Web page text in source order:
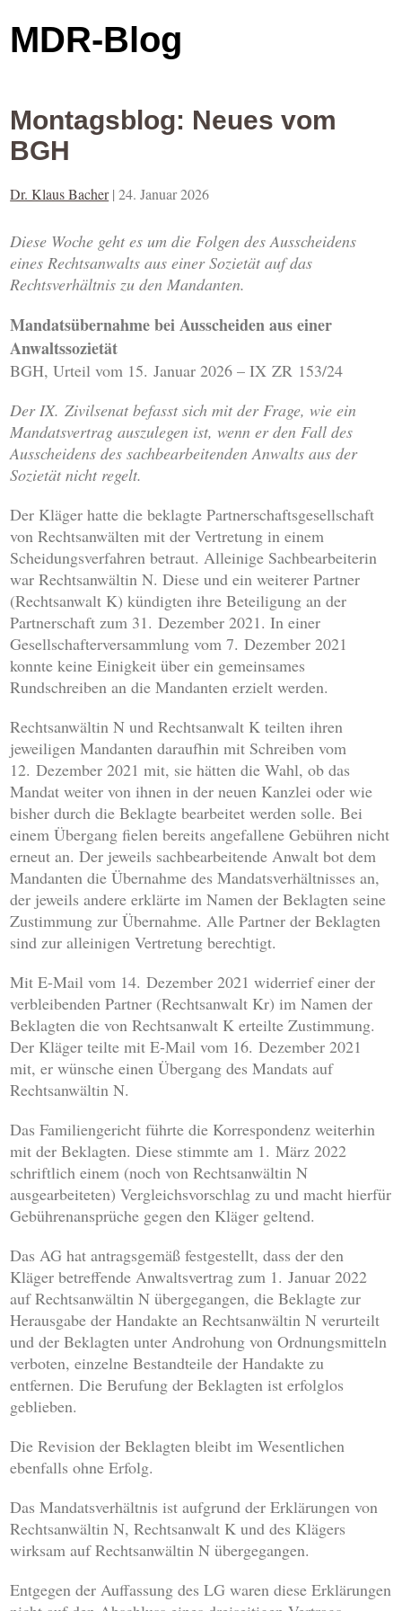
MDR-Blog
Montagsblog: Neues vom
BGH
Dr. Klaus Bacher |24. Januar 2026
Diese Woche geht es um die Folgen des Ausscheidens
eines Rechtsanwalts aus einer Sozietät auf das
Rechtsverhältnis zu den Mandanten.
Mandatsübernahme bei Ausscheiden aus einer
Anwaltssozietät
BGH, Urteil vom 15. Januar 2026 – IX ZR 153/24
Der IX. Zivilsenat befasst sich mit der Frage, wie ein
Mandatsvertrag auszulegen ist, wenn er den Fall des
Ausscheidens des sachbearbeitenden Anwalts aus der
Sozietät nicht regelt.
Der Kläger hatte die beklagte Partnerschaftsgesellschaft
von Rechtsanwälten mit der Vertretung in einem
Scheidungsverfahren betraut. Alleinige Sachbearbeiterin
war Rechtsanwältin N. Diese und ein weiterer Partner
(Rechtsanwalt K) kündigten ihre Beteiligung an der
Partnerschaft zum 31. Dezember 2021. In einer
Gesellschafterversammlung vom 7. Dezember 2021
konnte keine Einigkeit über ein gemeinsames
Rundschreiben an die Mandanten erzielt werden.
Rechtsanwältin N und Rechtsanwalt K teilten ihren
jeweiligen Mandanten daraufhin mit Schreiben vom
12. Dezember 2021 mit, sie hätten die Wahl, ob das
Mandat weiter von ihnen in der neuen Kanzlei oder wie
bisher durch die Beklagte bearbeitet werden solle. Bei
einem Übergang fielen bereits angefallene Gebühren nicht
erneut an. Der jeweils sachbearbeitende Anwalt bot dem
Mandanten die Übernahme des Mandatsverhältnisses an,
der jeweils andere erklärte im Namen der Beklagten seine
Zustimmung zur Übernahme. Alle Partner der Beklagten
sind zur alleinigen Vertretung berechtigt.
Mit E-Mail vom 14. Dezember 2021 widerrief einer der
verbleibenden Partner (Rechtsanwalt Kr) im Namen der
Beklagten die von Rechtsanwalt K erteilte Zustimmung.
Der Kläger teilte mit E-Mail vom 16. Dezember 2021
mit, er wünsche einen Übergang des Mandats auf
Rechtsanwältin N.
Das Familiengericht führte die Korrespondenz weiterhin
mit der Beklagten. Diese stimmte am 1. März 2022
schriftlich einem (noch von Rechtsanwältin N
ausgearbeiteten) Vergleichsvorschlag zu und macht hierfür
Gebührenansprüche gegen den Kläger geltend.
Das AG hat antragsgemäß festgestellt, dass der den
Kläger betreffende Anwaltsvertrag zum 1. Januar 2022
auf Rechtsanwältin N übergegangen, die Beklagte zur
Herausgabe der Handakte an Rechtsanwältin N verurteilt
und der Beklagten unter Androhung von Ordnungsmitteln
verboten, einzelne Bestandteile der Handakte zu
entfernen. Die Berufung der Beklagten ist erfolglos
geblieben.
Die Revision der Beklagten bleibt im Wesentlichen
ebenfalls ohne Erfolg.
Das Mandatsverhältnis ist aufgrund der Erklärungen von
Rechtsanwältin N, Rechtsanwalt K und des Klägers
wirksam auf Rechtsanwältin N übergegangen.
Entgegen der Auffassung des LG waren diese Erklärungen